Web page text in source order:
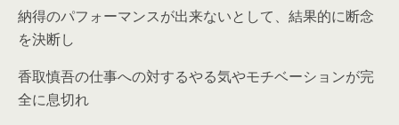
納得のパフォーマンスが出来ないとして、結果的に断念
を決断し
香取慎吾の仕事への対するやる気やモチベーションが完
全に息切れ